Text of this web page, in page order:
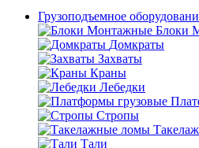
Грузоподъемное
Блоки
Домкраты
Захваты
Краны
Лебедки
Стропы
Тали